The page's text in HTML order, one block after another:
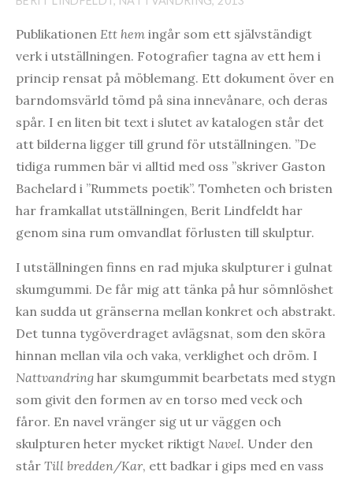
Publikationen Ett hem ingår som ett självständigt
verk i utställningen. Fotografier tagna av ett hem i
princip rensat på möblemang. Ett dokument över en
barndomsvärld tömd på sina innevånare, och deras
spår. I en liten bit text i slutet av katalogen står det
att bilderna ligger till grund för utställningen. ”De
tidiga rummen bär vi alltid med oss ”skriver Gaston
Bachelard i ”Rummets poetik”. Tomheten och bristen
har framkallat utställningen, Berit Lindfeldt har
genom sina rum omvandlat förlusten till skulptur.
I utställningen finns en rad mjuka skulpturer i gulnat
skumgummi. De får mig att tänka på hur sömnlöshet
kan sudda ut gränserna mellan konkret och abstrakt.
Det tunna tygöverdraget avlägsnat, som den sköra
hinnan mellan vila och vaka, verklighet och dröm. I
Nattvandring har skumgummit bearbetats med stygn
som givit den formen av en torso med veck och
fåror. En navel vränger sig ut ur väggen och
skulpturen heter mycket riktigt Navel. Under den
står Till bredden/Kar, ett badkar i gips med en vass